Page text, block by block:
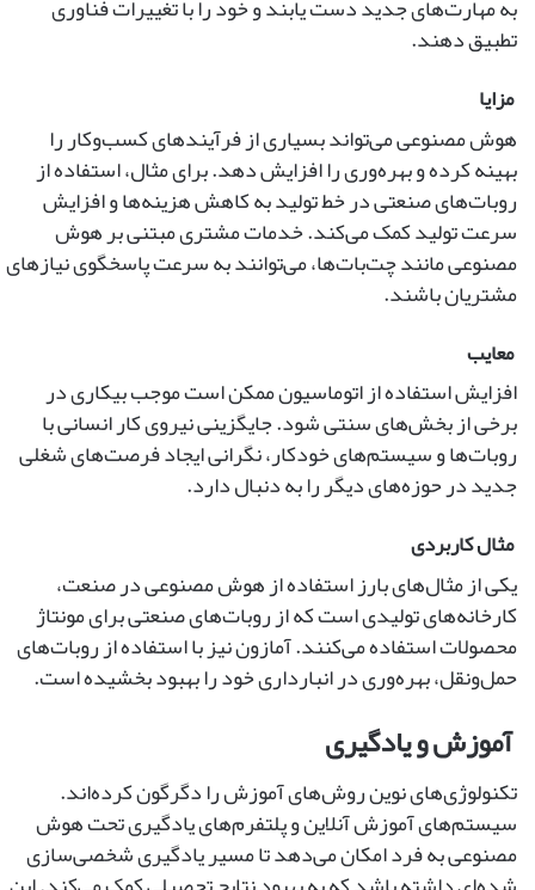
تطبیق دهند.
مزایا
هوش مصنوعی می‌تواند بسیاری از فرآیندهای کسب‌وکار را
بهینه کرده و بهره‌وری را افزایش دهد. برای مثال، استفاده از
روبات‌های صنعتی در خط تولید به کاهش هزینه‌ها و افزایش
سرعت تولید کمک می‌کند. خدمات مشتری مبتنی بر هوش
مصنوعی مانند چت‌بات‌ها، می‌توانند به سرعت پاسخگوی نیازهای
مشتریان باشند.
معایب
افزایش استفاده از اتوماسیون ممکن است موجب بیکاری در
برخی از بخش‌های سنتی شود. جایگزینی نیروی کار انسانی با
روبات‌ها و سیستم‌های خودکار، نگرانی ایجاد فرصت‌های شغلی
جدید در حوزه‌های دیگر را به دنبال دارد.
مثال کاربردی
یکی از مثال‌های بارز استفاده از هوش مصنوعی در صنعت،
کارخانه‌های تولیدی است که از روبات‌های صنعتی برای مونتاژ
محصولات استفاده می‌کنند. آمازون نیز با استفاده از روبات‌های
حمل‌ونقل، بهره‌وری در انبارداری خود را بهبود بخشیده است.
آموزش و یادگیری
تکنولوژی‌های نوین روش‌های آموزش را دگرگون کرده‌اند.
سیستم‌های آموزش آنلاین و پلتفرم‌های یادگیری تحت هوش
مصنوعی به فرد امکان می‌دهد تا مسیر یادگیری شخصی‌سازی